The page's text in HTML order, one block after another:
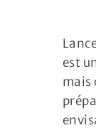
est
mais